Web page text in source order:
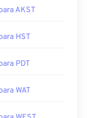
AKST
HST
PDT
WAT